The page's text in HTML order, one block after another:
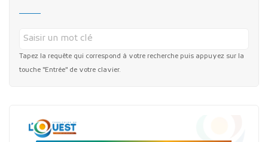
Tapez la requête qui correspond à votre recherche puis appuyez sur la
touche "Entrée" de votre clavier.